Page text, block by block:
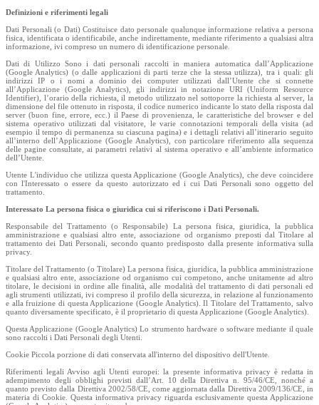
Definizioni e riferimenti legali
Dati Personali (o Dati) Costituisce dato personale qualunque informazione relativa a persona
fisica, identificata o identificabile, anche indirettamente, mediante riferimento a qualsiasi altra
informazione, ivi compreso un numero di identificazione personale.
Dati di Utilizzo Sono i dati personali raccolti in maniera automatica dall’Applicazione
(Google Analytics) (o dalle applicazioni di parti terze che la stessa utilizza), tra i quali: gli
indirizzi IP o i nomi a dominio dei computer utilizzati dall’Utente che si connette
all’Applicazione (Google Analytics), gli indirizzi in notazione URI (Uniform Resource
Identifier), l’orario della richiesta, il metodo utilizzato nel sottoporre la richiesta al server, la
dimensione del file ottenuto in risposta, il codice numerico indicante lo stato della risposta dal
server (buon fine, errore, ecc.) il Paese di provenienza, le caratteristiche del browser e del
sistema operativo utilizzati dal visitatore, le varie connotazioni temporali della visita (ad
esempio il tempo di permanenza su ciascuna pagina) e i dettagli relativi all’itinerario seguito
all’interno dell’Applicazione (Google Analytics), con particolare riferimento alla sequenza
delle pagine consultate, ai parametri relativi al sistema operativo e all’ambiente informatico
dell’Utente.
Utente L'individuo che utilizza questa Applicazione (Google Analytics), che deve coincidere
con l'Interessato o essere da questo autorizzato ed i cui Dati Personali sono oggetto del
trattamento.
Interessato La persona fisica o giuridica cui si riferiscono i Dati Personali.
Responsabile del Trattamento (o Responsabile) La persona fisica, giuridica, la pubblica
amministrazione e qualsiasi altro ente, associazione od organismo preposti dal Titolare al
trattamento dei Dati Personali, secondo quanto predisposto dalla presente informativa sulla
privacy.
Titolare del Trattamento (o Titolare) La persona fisica, giuridica, la pubblica amministrazione
e qualsiasi altro ente, associazione od organismo cui competono, anche unitamente ad altro
titolare, le decisioni in ordine alle finalità, alle modalità del trattamento di dati personali ed
agli strumenti utilizzati, ivi compreso il profilo della sicurezza, in relazione al funzionamento
e alla fruizione di questa Applicazione (Google Analytics). Il Titolare del Trattamento, salvo
quanto diversamente specificato, è il proprietario di questa Applicazione (Google Analytics).
Questa Applicazione (Google Analytics) Lo strumento hardware o software mediante il quale
sono raccolti i Dati Personali degli Utenti.
Cookie Piccola porzione di dati conservata all'interno del dispositivo dell'Utente.
Riferimenti legali Avviso agli Utenti europei: la presente informativa privacy è redatta in
adempimento degli obblighi previsti dall’Art. 10 della Direttiva n. 95/46/CE, nonché a
quanto previsto dalla Direttiva 2002/58/CE, come aggiornata dalla Direttiva 2009/136/CE, in
materia di Cookie. Questa informativa privacy riguarda esclusivamente questa Applicazione